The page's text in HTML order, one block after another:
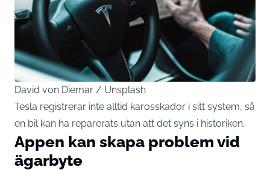
David von Diemar / Unsplash
Tesla registrerar inte alltid karosskador i sitt system, så
en bil kan ha reparerats utan att det syns i historiken.
Appen kan skapa problem vid
ägarbyte